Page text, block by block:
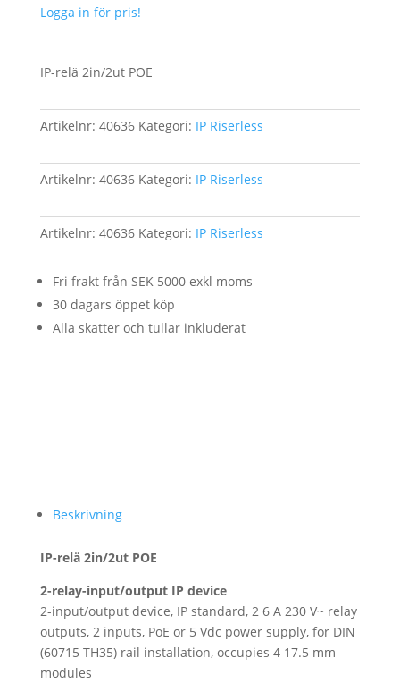
Logga in för pris!
IP-relä 2in/2ut POE
Artikelnr: 40636 Kategori: IP Riserless
Artikelnr: 40636 Kategori: IP Riserless
Artikelnr: 40636 Kategori: IP Riserless
Fri frakt från SEK 5000 exkl moms
30 dagars öppet köp
Alla skatter och tullar inkluderat
Beskrivning
IP-relä 2in/2ut POE
2-relay-input/output IP device
2-input/output device, IP standard, 2 6 A 230 V~ relay
outputs, 2 inputs, PoE or 5 Vdc power supply, for DIN
(60715 TH35) rail installation, occupies 4 17.5 mm
modules